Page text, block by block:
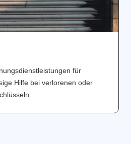
für
Hilfe bei verlorenen oder